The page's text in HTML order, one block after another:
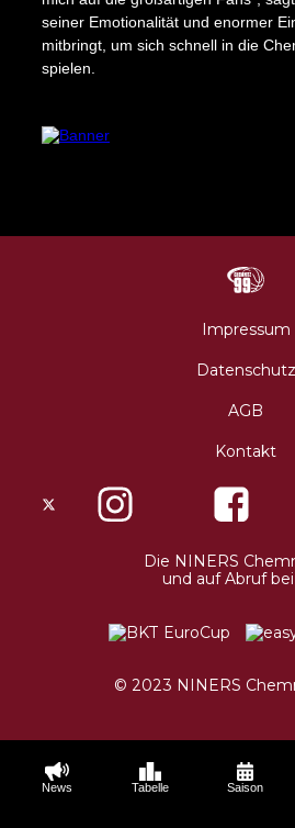
News Tabelle Saison
seiner Emotionalität und enormer
mitbringt, um sich schnell in die
spielen.
Impressum
Datenschutz
AGB
Kontakt
Die NINERS
und auf Abruf
© 2023 NINERS